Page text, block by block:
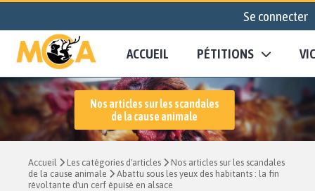
Se connecter
ACCUEIL PÉTITIONS
Nos articles sur les scandales
de la cause animale
Accueil Les catégories d'articles
Nos articles sur les scandales
de la cause animale
Abattu sous les yeux des habitants : la fin
révoltante d'un cerf épuisé en alsace